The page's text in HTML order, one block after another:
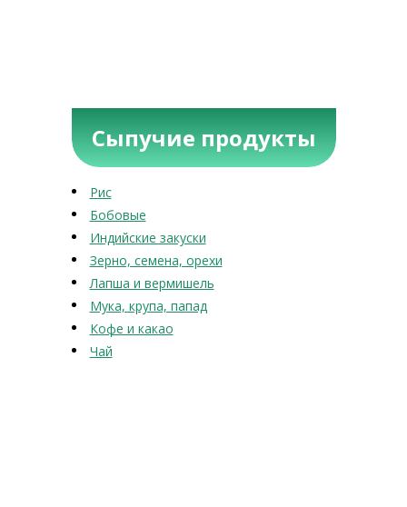
Сыпучие продукты
Рис
Бобовые
Индийские закуски
Зерно, семена, орехи
Лапша и вермишель
Мука, крупа, папад
Кофе и какао
Чай